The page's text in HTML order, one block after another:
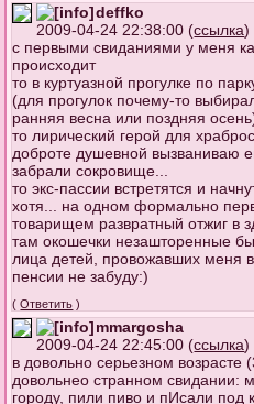
deffko
2009-04-24 22:38:00 (ссылка)
с первыми свиданиями у меня
происходит
то в куртуазной прогулке по
(для прогулок почему-то
ранняя весна или поздняя
то лирический герой для
доброте душевной вызваниваю
забрали сокровище...
то экс-пассии встретятся и
хотя... на одном формально
товарищем развратный отжиг в
там окошечки незашторенные
лица детей, провожавших меня
пенсии не забуду:)
(Ответить )
mmargosha
2009-04-24 22:45:00 (ссылка)
в довольно серьезном возрасте
довольнео странном свидании:
городу, пили пиво и пИсали под